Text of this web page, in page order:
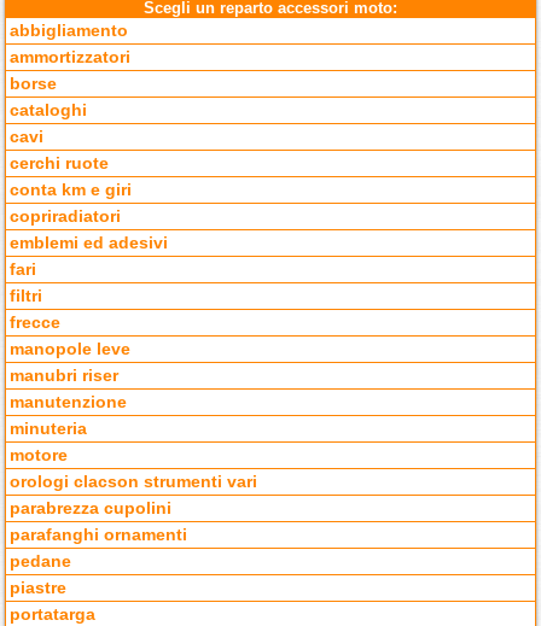
Scegli un reparto accessori moto:
abbigliamento
ammortizzatori
borse
cataloghi
cavi
cerchi ruote
conta km e giri
copriradiatori
emblemi ed adesivi
fari
filtri
frecce
manopole leve
manubri riser
manutenzione
minuteria
motore
orologi clacson strumenti vari
parabrezza cupolini
parafanghi ornamenti
pedane
piastre
portatarga